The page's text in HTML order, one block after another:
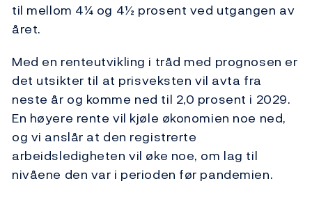
til mellom 4¼ og 4½ prosent ved utgangen av
året.
Med en renteutvikling i tråd med prognosen er
det utsikter til at prisveksten vil avta fra
neste år og komme ned til 2,0 prosent i 2029.
En høyere rente vil kjøle økonomien noe ned,
og vi anslår at den registrerte
arbeidsledigheten vil øke noe, om lag til
nivåene den var i perioden før pandemien.